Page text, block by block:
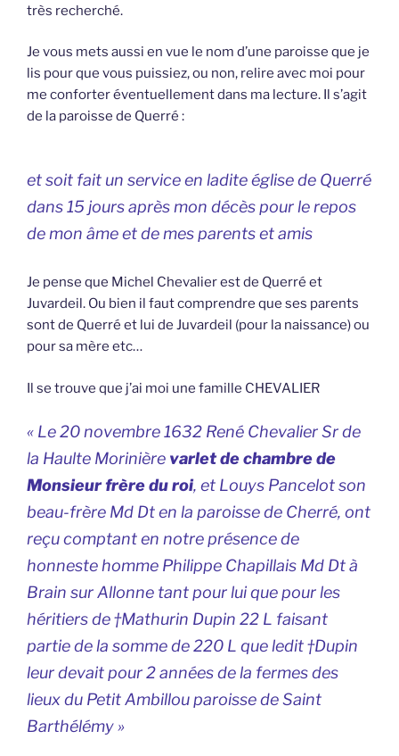
très recherché.
Je vous mets aussi en vue le nom d’une paroisse que je
lis pour que vous puissiez, ou non, relire avec moi pour
me conforter éventuellement dans ma lecture. Il s’agit
de la paroisse de Querré :
et soit fait un service en ladite église de Querré
dans 15 jours après mon décès pour le repos
de mon âme et de mes parents et amis
Je pense que Michel Chevalier est de Querré et
Juvardeil. Ou bien il faut comprendre que ses parents
sont de Querré et lui de Juvardeil (pour la naissance) ou
pour sa mère etc…
Il se trouve que j’ai moi une famille CHEVALIER
« Le 20 novembre 1632 René Chevalier Sr de
la Haulte Morinière varlet de chambre de
Monsieur frère du roi, et Louys Pancelot son
beau-frère Md Dt en la paroisse de Cherré, ont
reçu comptant en notre présence de
honneste homme Philippe Chapillais Md Dt à
Brain sur Allonne tant pour lui que pour les
héritiers de †Mathurin Dupin 22 L faisant
partie de la somme de 220 L que ledit †Dupin
leur devait pour 2 années de la fermes des
lieux du Petit Ambillou paroisse de Saint
Barthélémy »